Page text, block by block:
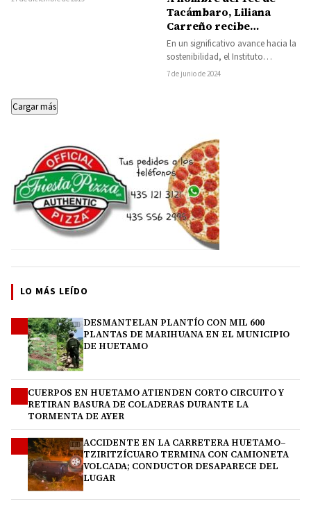
Tacámbaro, Liliana
Carreño recibe
reconocimiento por
instalaciones libres de
plástico de un solo uso
En un significativo avance hacia la
sostenibilidad, el Instituto
Tecnológico Superior de Tacámbaro,
7 de junio de 2024
Cargar más
LO MÁS LEÍDO
DESMANTELAN PLANTÍO CON MIL 600
PLANTAS DE MARIHUANA EN EL MUNICIPIO
DE HUETAMO
CUERPOS EN HUETAMO ATIENDEN CORTO CIRCUITO Y
RETIRAN BASURA DE COLADERAS DURANTE LA
TORMENTA DE AYER
ACCIDENTE EN LA CARRETERA HUETAMO–
TZIRITZÍCUARO TERMINA CON CAMIONETA
VOLCADA; CONDUCTOR DESAPARECE DEL
LUGAR